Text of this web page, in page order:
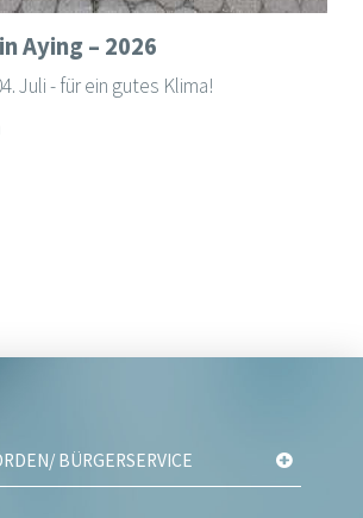
Aying – 2026
Juli - für ein gutes Klima!
BÜRGERSERVICE